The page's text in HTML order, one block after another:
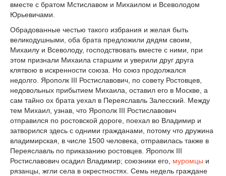
вместе с братом Мстиславом и Михаилом и Всеволодом
Юрьевичами.
Обрадованные честью такого избрания и желая быть
великодушными, оба брата предложили дядям своим,
Михаилу и Всеволоду, господствовать вместе с ними, при
этом признали Михаила старшим и уверили друг друга
клятвою в искренности союза. Но союз продолжался
недолго. Ярополк III Ростиславович, по совету Ростовцев,
недовольных прибытием Михаила, оставил его в Москве, а
сам тайно ох брата уехал в Переяславль Залесский. Между
тем Михаил, узнав, что Ярополк III Ростиславович
отправился по ростовской дороге, поехал во Владимир и
затворился здесь с одними гражданами, потому что дружина
владимирская, в числе 1500 человека, отправилась также в
Переяславль по приказанию ростовцев. Ярополк III
Ростиславович осадил Владимир; союзники его, муромцы и
рязанцы, жгли села в окрестностях. Семь недель граждане